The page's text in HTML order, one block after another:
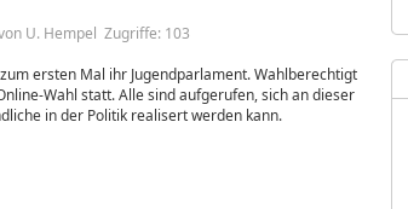
U. Hempel Zugriffe: 103
ersten Mal ihr Jugendparlament. Wahlberechtigt
Wahl statt. Alle sind aufgerufen, sich an dieser
in der Politik realisert werden kann.